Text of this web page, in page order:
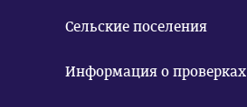
Сельские поселения
Информация о проверках